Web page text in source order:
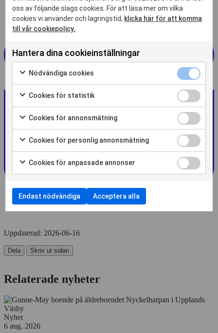
Uppdaterad: 2026-06-16
Dela Skriv ut sidan
Relaterade nyheter
Nyhet
6 aug. 2026
oss av följande slags cookies. För att läsa mer om vilka
cookies vi använder och lagringstid, klicka här för att komma
till vår cookiepolicy.
Hantera dina cookieinställningar
Nödvändiga cookies
Markera
för
samtycka
till
användning
av
Nödvändiga
cookies
kryssruta
Cookies för statistik
Markera
för
samtycka
till
användning
av
statistik
Cookies
för
statistik
kryssruta
Cookies för annonsmätning
Markera
för
samtycka
till
användning
Cookies
för
annonsmätning
Cookies
för
kryssruta
Cookies för personlig annonsmätning
Markera
för
samtycka
till
användning
av
Cookies
personlig
Cookies
för
personlig
kryssruta
Cookies för anpassade annonser
Markera
att
samtycka
till
Cookies
för
anpassade
Cookies
för
Endast nödvändiga Acceptera alla